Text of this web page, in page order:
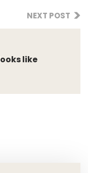
NEXT POST
like